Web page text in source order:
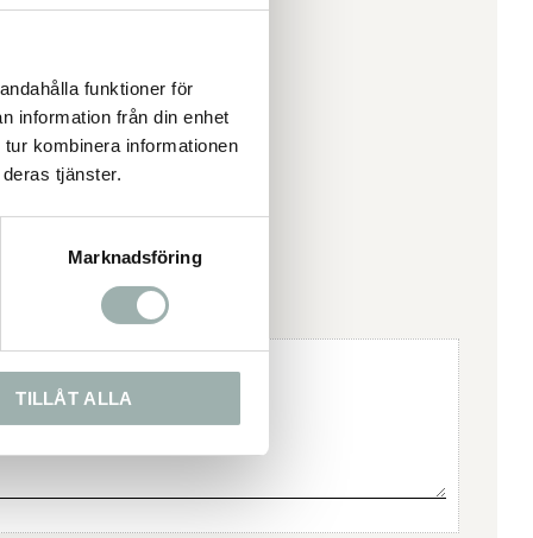
funktioner för
information från din enhet
kombinera informationen
tjänster.
Marknadsföring
TILLÅT ALLA